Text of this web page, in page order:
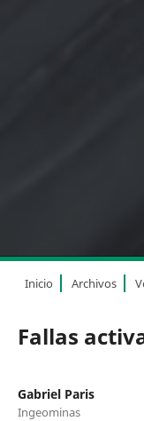
Inicio Archivos
Fallas
Gabriel Paris
Ingeominas